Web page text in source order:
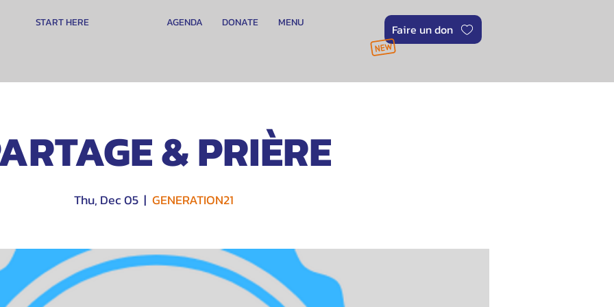
START HERE DONATE MENU
AGENDA Faire un don
& PRIÈRE
Thu, Dec 05
  |
GENERATION21